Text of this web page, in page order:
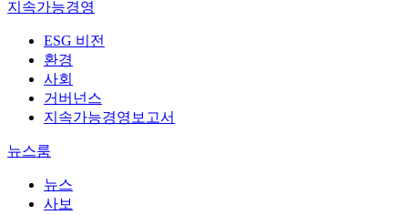
지속가능경영
ESG 비전
환경
사회
거버넌스
지속가능경영보고서
뉴스룸
뉴스
사보